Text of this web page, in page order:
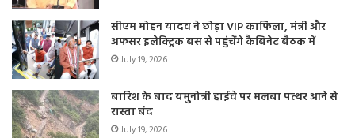
सीएम मोहन यादव ने छोड़ा VIP काफिला, मंत्री और
अफसर इलेक्ट्रिक बस से पहुंचेंगे कैबिनेट बैठक में
July 19, 2026
बारिश के बाद यमुनोत्री हाईवे पर मलबा पत्थर आने से
रास्ता बंद
July 19, 2026